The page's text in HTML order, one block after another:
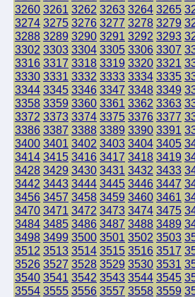
3260 3261 3262 3263 3264 3265
3274 3275 3276 3277 3278 3279
3288 3289 3290 3291 3292 3293
3302 3303 3304 3305 3306 3307
3316 3317 3318 3319 3320 3321
3330 3331 3332 3333 3334 3335
3344 3345 3346 3347 3348 3349
3358 3359 3360 3361 3362 3363
3372 3373 3374 3375 3376 3377
3386 3387 3388 3389 3390 3391
3400 3401 3402 3403 3404 3405
3414 3415 3416 3417 3418 3419
3428 3429 3430 3431 3432 3433
3442 3443 3444 3445 3446 3447
3456 3457 3458 3459 3460 3461
3470 3471 3472 3473 3474 3475
3484 3485 3486 3487 3488 3489
3498 3499 3500 3501 3502 3503
3512 3513 3514 3515 3516 3517
3526 3527 3528 3529 3530 3531
3540 3541 3542 3543 3544 3545
3554 3555 3556 3557 3558 3559